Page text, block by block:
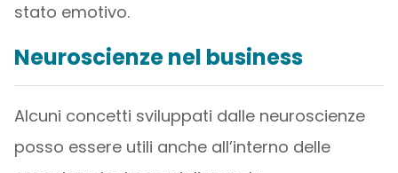
stato emotivo.
Neuroscienze nel business
Alcuni concetti sviluppati dalle neuroscienze
posso essere utili anche all’interno delle